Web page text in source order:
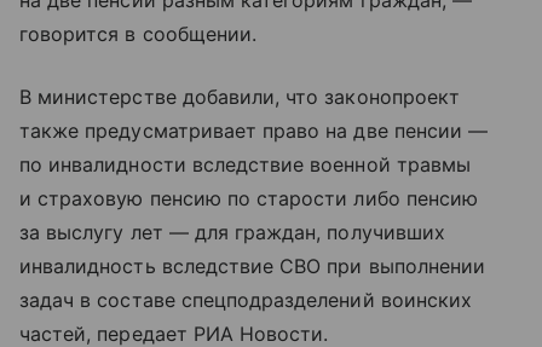
говорится в сообщении.
В министерстве добавили, что законопроект
также предусматривает право на две пенсии —
по инвалидности вследствие военной травмы
и страховую пенсию по старости либо пенсию
за выслугу лет — для граждан, получивших
инвалидность вследствие СВО при выполнении
задач в составе спецподразделений воинских
частей, передает РИА Новости.